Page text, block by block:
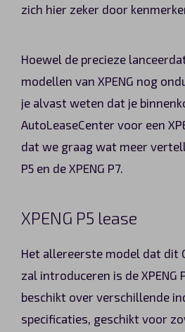
zich hier zeker door
Hoewel de precieze
modellen van XPENG nog
je alvast weten dat je
AutoLeaseCenter voor een
dat we graag wat meer
P5 en de XPENG P7.
XPENG P5 lease
Het allereerste model dat dit
zal introduceren is de XPENG
beschikt over verschillende
specificaties, geschikt voor